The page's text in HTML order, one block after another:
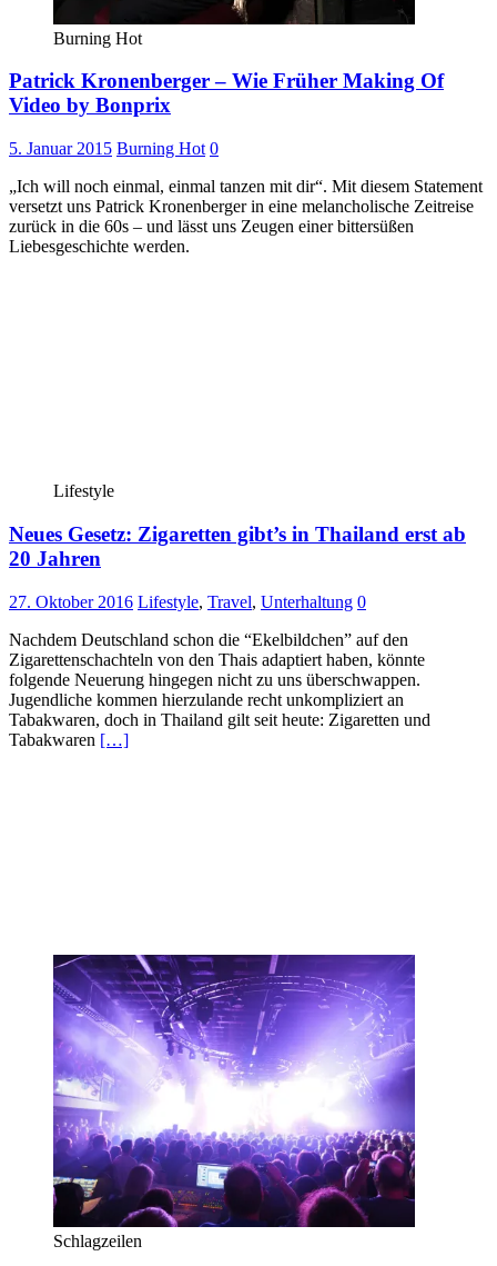
Burning Hot
Patrick Kronenberger – Wie Früher Making Of
Video by Bonprix
5. Januar 2015 Burning Hot 0
„Ich will noch einmal, einmal tanzen mit dir“. Mit diesem Statement
versetzt uns Patrick Kronenberger in eine melancholische Zeitreise
zurück in die 60s – und lässt uns Zeugen einer bittersüßen
Liebesgeschichte werden.
Lifestyle
Neues Gesetz: Zigaretten gibt’s in Thailand erst ab
20 Jahren
27. Oktober 2016 Lifestyle, Travel, Unterhaltung 0
Nachdem Deutschland schon die “Ekelbildchen” auf den
Zigarettenschachteln von den Thais adaptiert haben, könnte
folgende Neuerung hingegen nicht zu uns überschwappen.
Jugendliche kommen hierzulande recht unkompliziert an
Tabakwaren, doch in Thailand gilt seit heute: Zigaretten und
Tabakwaren […]
Schlagzeilen